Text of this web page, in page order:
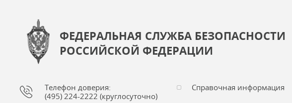
ФЕДЕРАЛЬНАЯ СЛУЖБА БЕЗОПАСНОСТИ
РОССИЙСКОЙ ФЕДЕРАЦИИ
Телефон доверия:
(495) 224-2222 (круглосуточно)
Справочная информация